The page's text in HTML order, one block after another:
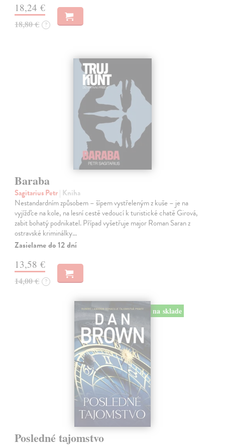
18,24 €
18,80 € ?
Baraba
Sagitarius Petr| Kniha
Nestandardním způsobem – šípem vystřeleným z kuše – je na
vyjížďce na kole, na lesní cestě vedoucí k turistické chatě Girová,
zabit bohatý podnikatel. Případ vyšetřuje major Roman Saran z
ostravské kriminálky…
Zasielame do 12 dní
13,58 €
14,00 € ?
na sklade
Posledné tajomstvo